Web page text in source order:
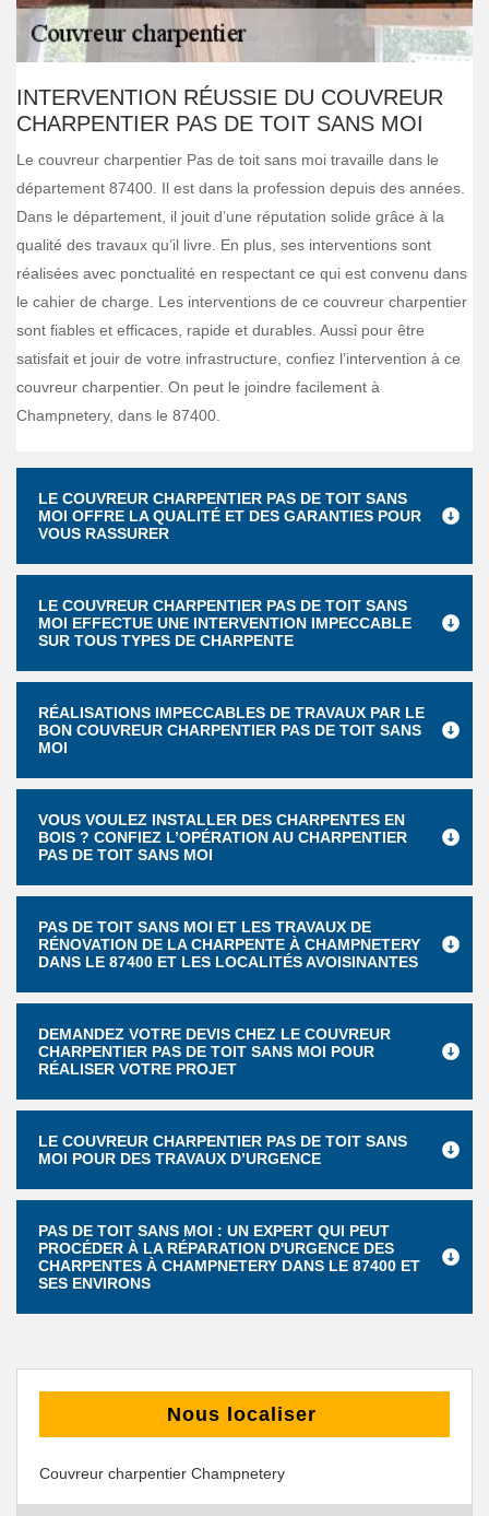
INTERVENTION RÉUSSIE DU COUVREUR
CHARPENTIER PAS DE TOIT SANS MOI
Le couvreur charpentier Pas de toit sans moi travaille dans le
département 87400. Il est dans la profession depuis des années.
Dans le département, il jouit d’une réputation solide grâce à la
qualité des travaux qu’il livre. En plus, ses interventions sont
réalisées avec ponctualité en respectant ce qui est convenu dans
le cahier de charge. Les interventions de ce couvreur charpentier
sont fiables et efficaces, rapide et durables. Aussi pour être
satisfait et jouir de votre infrastructure, confiez l’intervention à ce
couvreur charpentier. On peut le joindre facilement à
Champnetery, dans le 87400.
LE COUVREUR CHARPENTIER PAS DE TOIT SANS
MOI OFFRE LA QUALITÉ ET DES GARANTIES POUR
VOUS RASSURER
LE COUVREUR CHARPENTIER PAS DE TOIT SANS
MOI EFFECTUE UNE INTERVENTION IMPECCABLE
SUR TOUS TYPES DE CHARPENTE
RÉALISATIONS IMPECCABLES DE TRAVAUX PAR LE
BON COUVREUR CHARPENTIER PAS DE TOIT SANS
MOI
VOUS VOULEZ INSTALLER DES CHARPENTES EN
BOIS ? CONFIEZ L’OPÉRATION AU CHARPENTIER
PAS DE TOIT SANS MOI
PAS DE TOIT SANS MOI ET LES TRAVAUX DE
RÉNOVATION DE LA CHARPENTE À CHAMPNETERY
DANS LE 87400 ET LES LOCALITÉS AVOISINANTES
DEMANDEZ VOTRE DEVIS CHEZ LE COUVREUR
CHARPENTIER PAS DE TOIT SANS MOI POUR
RÉALISER VOTRE PROJET
LE COUVREUR CHARPENTIER PAS DE TOIT SANS
MOI POUR DES TRAVAUX D’URGENCE
PAS DE TOIT SANS MOI : UN EXPERT QUI PEUT
PROCÉDER À LA RÉPARATION D'URGENCE DES
CHARPENTES À CHAMPNETERY DANS LE 87400 ET
SES ENVIRONS
Nous localiser
Couvreur charpentier Champnetery